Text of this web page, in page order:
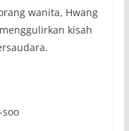
wanita, Hwang
kisah
soo